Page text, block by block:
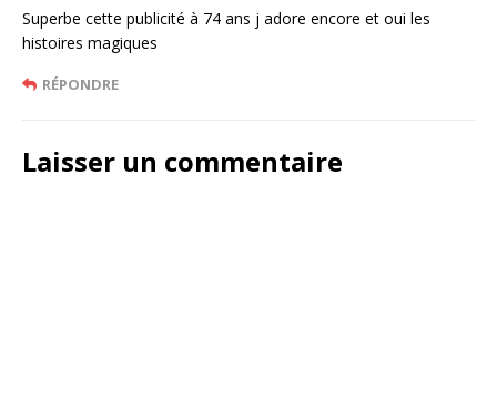
Superbe cette publicité à 74 ans j adore encore et oui les
histoires magiques
RÉPONDRE
Laisser un commentaire